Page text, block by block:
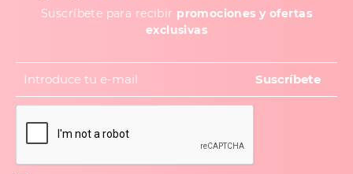
Suscríbete para recibir promociones y ofertas
exclusivas